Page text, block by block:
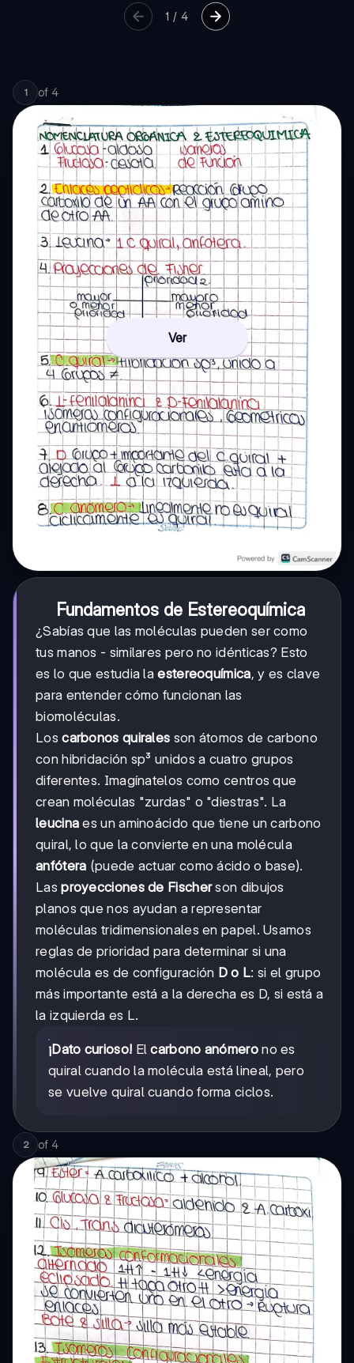
1 /4
1 of 4
Ver
Fundamentos de Estereoquímica
¿Sabías que las moléculas pueden ser como
tus manos - similares pero no idénticas? Esto
es lo que estudia laestereoquímica, y es clave
para entender cómo funcionan las
biomoléculas.
Loscarbonos quirales son átomos de carbono
con hibridación sp³ unidos a cuatro grupos
diferentes. Imagínatelos como centros que
crean moléculas "zurdas" o "diestras". La
leucina es un aminoácido que tiene un carbono
quiral, lo que la convierte en una molécula
anfótera (puede actuar como ácido o base).
Lasproyecciones de Fischerson dibujos
planos que nos ayudan a representar
moléculas tridimensionales en papel. Usamos
reglas de prioridad para determinar si una
molécula es de configuración D o L: si el grupo
más importante está a la derecha es D, si está a
la izquierda es L.
¡Dato curioso! Elcarbono anómerono es
quiral cuando la molécula está lineal, pero
se vuelve quiral cuando forma ciclos.
2 of 4